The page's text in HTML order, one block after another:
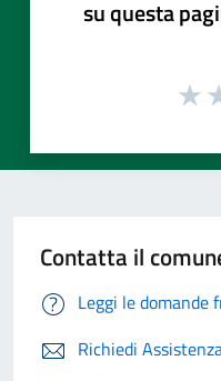
su questa
Contatta il
Leggi le domande
Richiedi